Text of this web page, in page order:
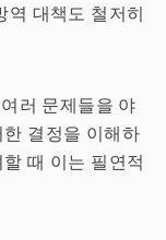
역 대책도 철저히
러 문제들을 야
결정을 이해하
때 이는 필연적